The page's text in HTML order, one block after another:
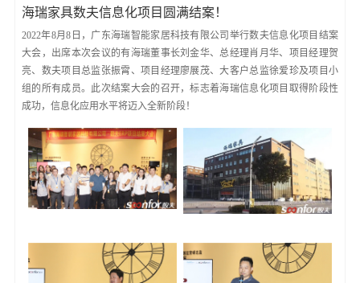
海瑞家具数夫信息化项目圆满结案！
2022年8月8日，广东海瑞智能家居科技有限公司举行数夫信息化项目结案
大会，出席本次会议的有海瑞董事长刘金华、总经理肖月华、项目经理贺
亮、数夫项目总监张振霄、项目经理廖展茂、大客户总监徐爱珍及项目小
组的所有成员。此次结案大会的召开，标志着海瑞信息化项目取得阶段性
成功，信息化应用水平将迈入全新阶段！